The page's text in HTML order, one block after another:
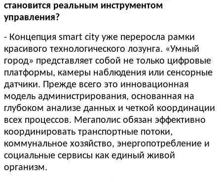
становится реальным инструментом
управления?
- Концепция smart city уже переросла рамки
красивого технологического лозунга. «Умный
город» представляет собой не только цифровые
платформы, камеры наблюдения или сенсорные
датчики. Прежде всего это инновационная
модель администрирования, основанная на
глубоком анализе данных и четкой координации
всех процессов. Мегаполис обязан эффективно
координировать транспортные потоки,
коммунальное хозяйство, энергопотребление и
социальные сервисы как единый живой
организм.